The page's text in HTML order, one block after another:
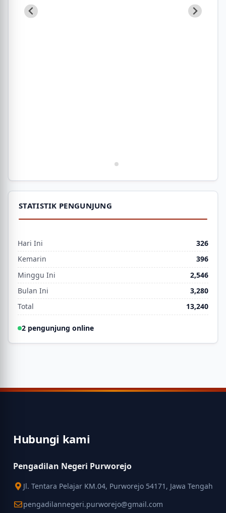
STATISTIK PENGUNJUNG
Hari Ini
326
Kemarin
396
Minggu Ini
2,546
Bulan Ini
3,280
Total
13,240
2 pengunjung online
Hubungi kami
Pengadilan Negeri Purworejo
Jl. Tentara Pelajar KM.04, Purworejo 54171, Jawa Tengah
pengadilannegeri.purworejo@gmail.com